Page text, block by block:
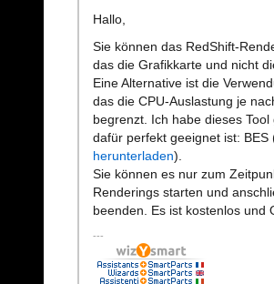
Hallo,
Sie können das RedShift-
das die Grafikkarte und nicht
Eine Alternative ist die
das die CPU-Auslastung je
begrenzt. Ich habe dieses
dafür perfekt geeignet ist: BES
herunterladen).
Sie können es nur zum
Renderings starten und
beenden. Es ist kostenlos und